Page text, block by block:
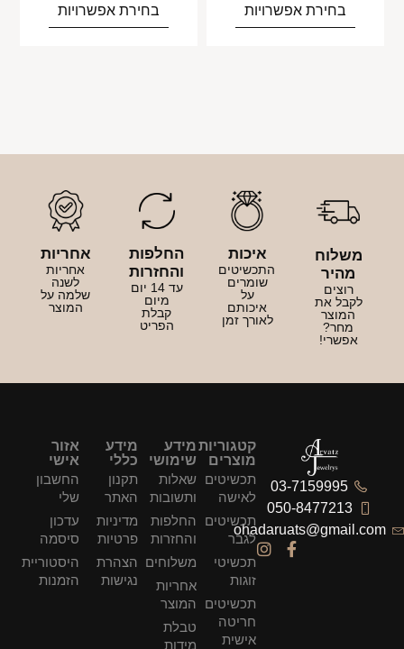
בחירת אפשרויות בחירת אפשרויות
משלוח
מהיר
רוצים
לקבל את
המוצר
מחר?
אפשרי!
איכות
התכשיטים
שומרים
על
איכותם
לאורך זמן
החלפות
והחזרות
עד 14 יום
מיום
קבלת
הפריט
אחריות
אחריות
לשנה
שלמה על
המוצר
03-7159995
050-8477213
ohadaruats@gmail.com
קטגוריות
מוצרים
תכשיטים
לאישה
תכשיטים
לגבר
תכשיטי
זוגות
תכשיטים
חריטה
אישית
מידע
שימושי
שאלות
ותשובות
החלפות
והחזרות
משלוחים
אחריות
המוצר
טבלת
מידות
מידע
כללי
תקנון
האתר
מדיניות
פרטיות
הצהרת
נגישות
אזור
אישי
החשבון
שלי
עדכון
סיסמה
היסטוריית
הזמנות